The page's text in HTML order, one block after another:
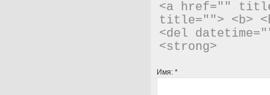
<a href=""
title=""> <b>
<del
<strong>
Имя: *